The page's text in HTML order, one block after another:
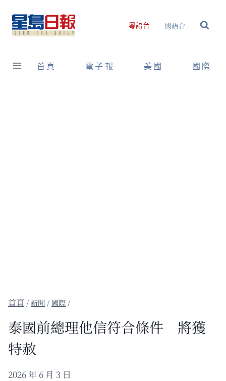
content
粵語台 國語台
首頁 電子報 美國 國際
/新聞 / 國際 /
泰國前總理他信符合條件 將獲
特赦
2026 年 6 月 3 日